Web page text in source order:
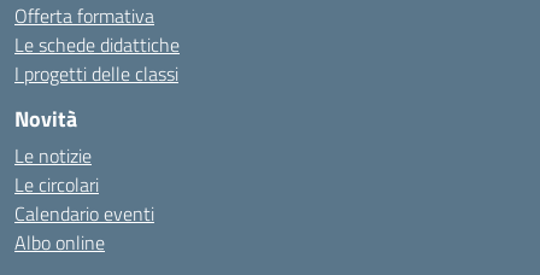
Offerta formativa
Le schede didattiche
I progetti delle classi
Novità
Le notizie
Le circolari
Calendario eventi
Albo online